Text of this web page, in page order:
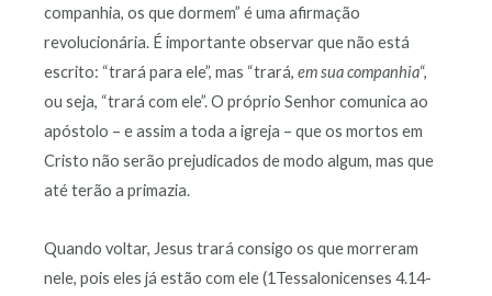
companhia, os que dormem” é uma afirmação
revolucionária. É importante observar que não está
escrito: “trará para ele”, mas “trará, em sua companhia“,
ou seja, “trará com ele”. O próprio Senhor comunica ao
apóstolo – e assim a toda a igreja – que os mortos em
Cristo não serão prejudicados de modo algum, mas que
até terão a primazia.
Quando voltar, Jesus trará consigo os que morreram
nele, pois eles já estão com ele (1Tessalonicenses 4.14-